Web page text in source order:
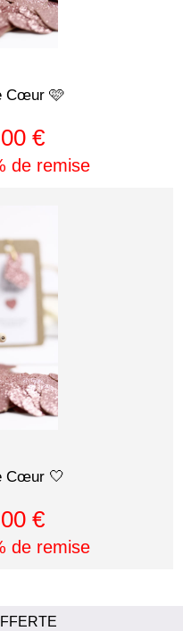
Cœur 🩷
€
de remise
Cœur 🤍
€
de remise